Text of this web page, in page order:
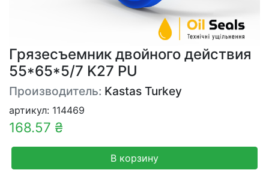
Грязесъемник двойного действия
55*65*5/7 K27 PU
Производитель: Kastas Turkey
артикул: 114469
168.57 ₴
В корзину